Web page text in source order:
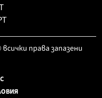
права запазени